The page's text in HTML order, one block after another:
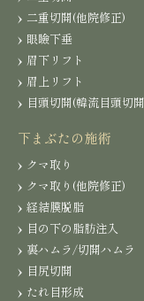
二重切開(他院修正)
眼瞼下垂
眉下リフト
眉上リフト
目頭切開(韓流目頭切
下まぶたの施術
クマ取り
クマ取り(他院修正)
経結膜脱脂
目の下の脂肪注入
裏ハムラ/切開ハムラ
目尻切開
たれ目形成